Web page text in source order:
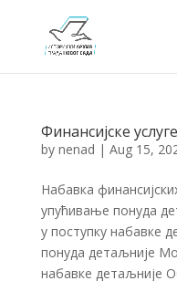
Финансијске услуге
by nenad | Aug 15,
Набавка
упућивање понуда
у поступку набавке
понуда детаљније
набавке детаљније